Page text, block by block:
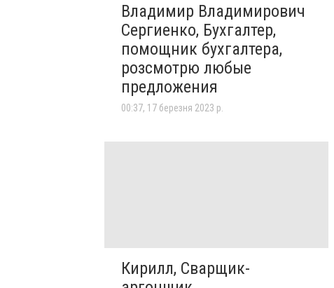
Владимир Владимирович
Сергиенко, Бухгалтер,
помощник бухгалтера,
розсмотрю любые
предложения
00:37, 17 березня 2023 р.
Кирилл, Сварщик-